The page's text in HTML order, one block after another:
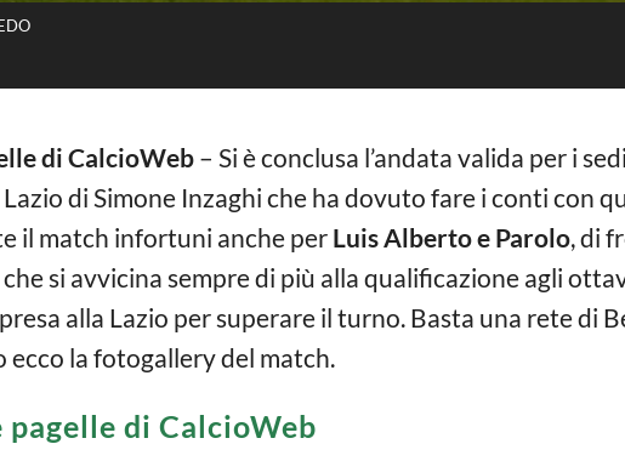
di CalcioWeb – Si è conclusa l’andata valida per i
di Simone Inzaghi che ha dovuto fare i conti con
il match infortuni anche per Luis Alberto e Parolo, di
si avvicina sempre di più alla qualificazione agli
alla Lazio per superare il turno. Basta una rete di
ecco la fotogallery del match.
di CalcioWeb